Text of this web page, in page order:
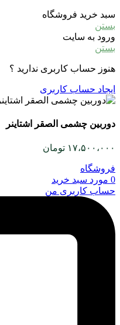
سبد خرید فروشگاه
بستن
ورود به سایت
بستن
هنوز حساب کاربری ندارید ؟
ایجاد حساب کاربری
دوربین چشمی الصقر اشتاینر
۱۷،۵۰۰،۰۰۰ تومان
فروشگاه
0 مورد سبد خرید
حساب کاربری من